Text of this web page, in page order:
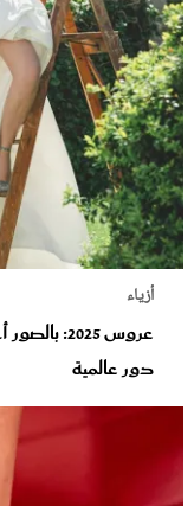
أزياء
عروس
دور عالمية